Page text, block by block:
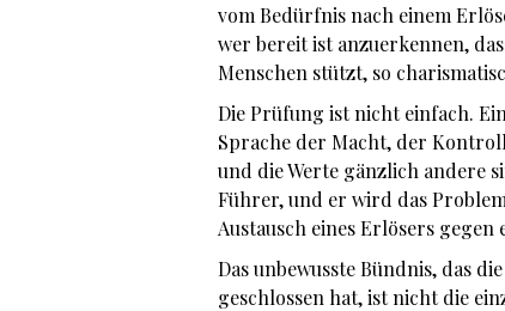
vom Bedürfnis nach einem
wer bereit ist anzuerkennen,
Menschen stützt, so
Die Prüfung ist nicht einfach.
Sprache der Macht, der
und die Werte gänzlich andere
Führer, und er wird das
Austausch eines Erlösers
Das unbewusste Bündnis, das
geschlossen hat, ist nicht die